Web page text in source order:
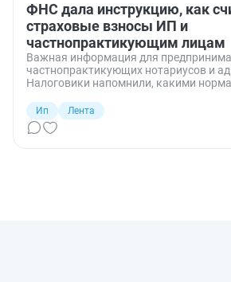
ФНС дала инструкцию, как
страховые взносы ИП и
частнопрактикующим лицам
Важная информация для
частнопрактикующих нотариусов и
Налоговики напомнили, какими
вовремя уплатить страховые взносы.
Ип
Лента